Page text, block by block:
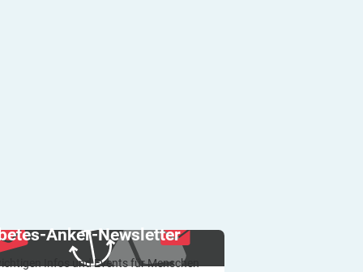
Anker-Newsletter
Infos und Events für Menschen